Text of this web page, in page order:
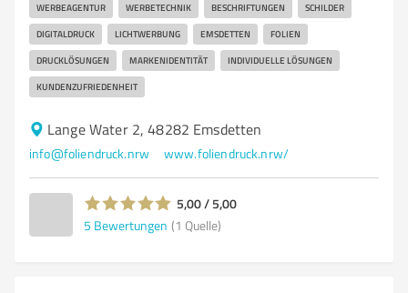
WERBEAGENTUR WERBETECHNIK BESCHRIFTUNGEN SCHILDER
DIGITALDRUCK LICHTWERBUNG EMSDETTEN FOLIEN
DRUCKLÖSUNGEN MARKENIDENTITÄT INDIVIDUELLE LÖSUNGEN
KUNDENZUFRIEDENHEIT
Lange Water 2, 48282 Emsdetten
info@foliendruck.nrw www.foliendruck.nrw/
5,00 / 5,00
5 Bewertungen (1 Quelle)